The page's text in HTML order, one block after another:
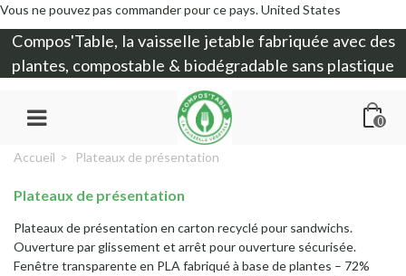
Vous ne pouvez pas commander pour ce pays.United States
Compos'Table, la vaisselle jetable fabriquée avec des
plantes, compostable & biodégradable sans plastique
0
Accueil > Plateaux de présentation
Plateaux de présentation
Plateaux de présentation en carton recyclé pour sandwichs.
Ouverture par glissement et arrêt pour ouverture sécurisée.
Fenêtre transparente en PLA fabriqué à base de plantes – 72%